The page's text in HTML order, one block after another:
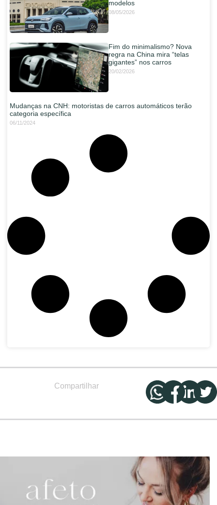
modelos
08/05/2026
Fim do minimalismo? Nova
regra na China mira “telas
gigantes” nos carros
20/02/2026
Mudanças na CNH: motoristas de carros automáticos terão
categoria específica
06/11/2024
Compartilhar